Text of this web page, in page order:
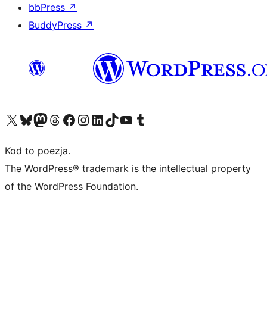
bbPress ↗
BuddyPress ↗
Odwiedź nasze konto X (dawniej Twitter)
Odwiedź nasze konto Bluesky
Odwiedź nasze konto na Mastodoncie
Odwiedź naszego Threadsa
Odwiedź naszego Facebooka
Odwiedź nasze konto na Instagramie
Odwiedź nasze konto na LinkedIn
Odwiedź naszego TikToka
Odwiedź nasz kanał YouTube
Odwiedź naszego Tumblra
Kod to poezja.
The WordPress® trademark is the intellectual property
of the WordPress Foundation.